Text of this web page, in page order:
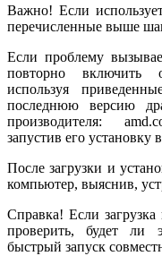
Важно! Если
перечисленные выше
Если проблему
повторно включить
используя
последнюю версию
производителя:
запустив его установку
После загрузки и
компьютер, выяснив,
Справка! Если
проверить, будет ли
быстрый запуск